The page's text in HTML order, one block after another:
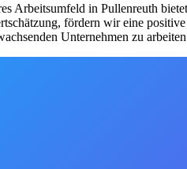
Arbeitsumfeld in Pullenreuth
fördern wir eine
Unternehmen zu